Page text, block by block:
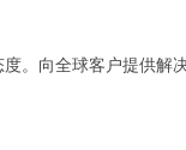
。向全球客户提供解